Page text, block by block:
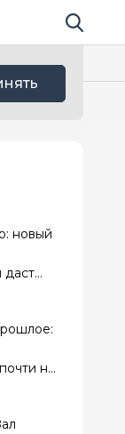
Поиск по
новый
даст
на